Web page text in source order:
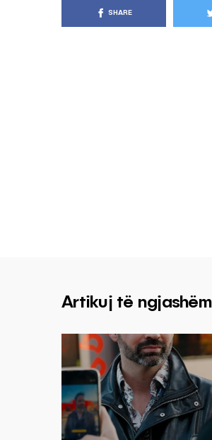
SHARE
Artikuj të ngjashëm